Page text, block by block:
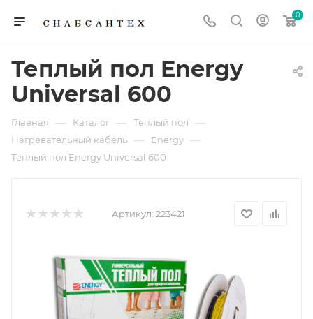
0
Теплый пол Energy
Universal 600
Главная — Каталог — Теплый пол —
Нагревательный кабель — Energy —
Теплый пол Energy Universal 600
Артикул: 223421